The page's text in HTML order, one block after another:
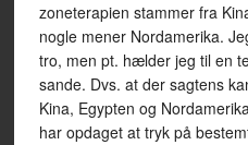
zoneterapien stammer fra
nogle mener Nordamerika.
tro, men pt. hælder jeg til en
sande. Dvs. at der sagtens
Kina, Egypten og
har opdaget at tryk på